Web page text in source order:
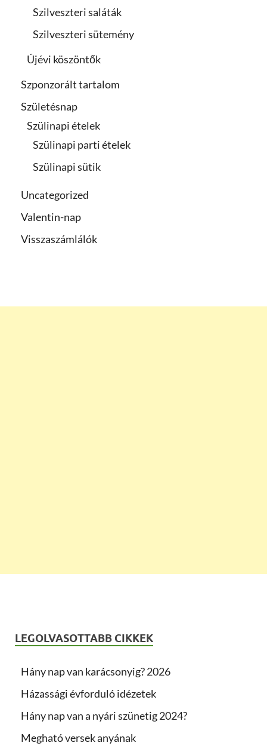
Szilveszteri saláták
Szilveszteri sütemény
Újévi köszöntők
Szponzorált tartalom
Születésnap
Szülinapi ételek
Szülinapi parti ételek
Szülinapi sütik
Uncategorized
Valentin-nap
Visszaszámlálók
LEGOLVASOTTABB CIKKEK
Hány nap van karácsonyig? 2026
Házassági évforduló idézetek
Hány nap van a nyári szünetig 2024?
Megható versek anyának